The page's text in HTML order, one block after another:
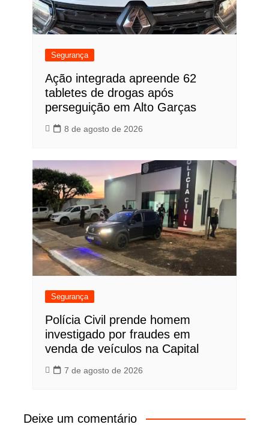
Segurança
Ação integrada apreende 62
tabletes de drogas após
perseguição em Alto Garças
8 de agosto de 2026
Segurança
Polícia Civil prende homem
investigado por fraudes em
venda de veículos na Capital
7 de agosto de 2026
Deixe um comentário